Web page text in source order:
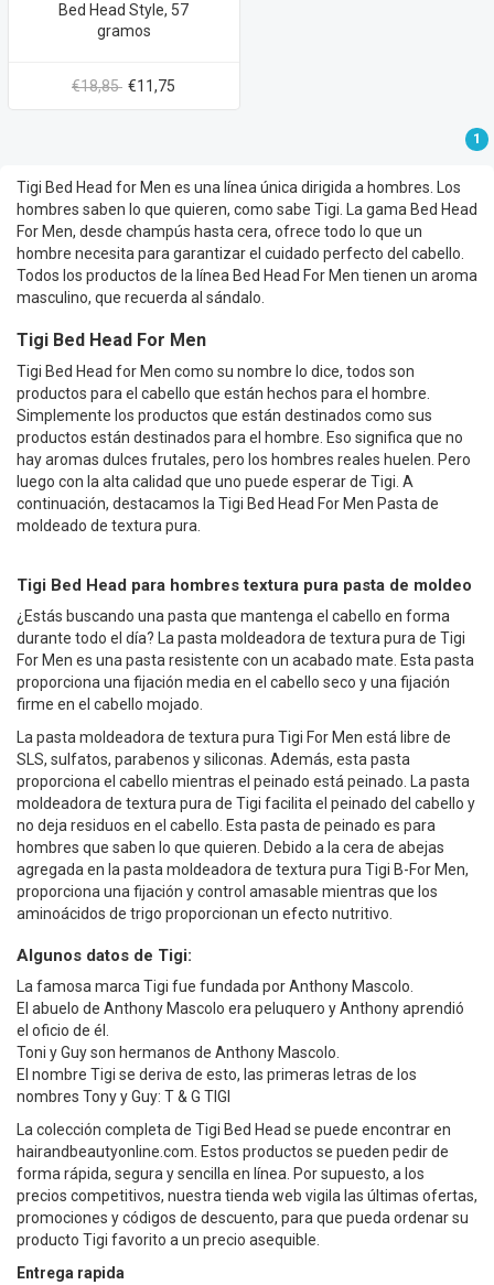
Bed Head Style, 57
gramos
€18,85 €11,75
1
Tigi Bed Head for Men es una línea única dirigida a hombres. Los
hombres saben lo que quieren, como sabe Tigi. La gama Bed Head
For Men, desde champús hasta cera, ofrece todo lo que un
hombre necesita para garantizar el cuidado perfecto del cabello.
Todos los productos de la línea Bed Head For Men tienen un aroma
masculino, que recuerda al sándalo.
Tigi Bed Head For Men
Tigi Bed Head for Men como su nombre lo dice, todos son
productos para el cabello que están hechos para el hombre.
Simplemente los productos que están destinados como sus
productos están destinados para el hombre. Eso significa que no
hay aromas dulces frutales, pero los hombres reales huelen. Pero
luego con la alta calidad que uno puede esperar de Tigi. A
continuación, destacamos la Tigi Bed Head For Men Pasta de
moldeado de textura pura.
Tigi Bed Head para hombres textura pura pasta de moldeo
¿Estás buscando una pasta que mantenga el cabello en forma
durante todo el día? La pasta moldeadora de textura pura de Tigi
For Men es una pasta resistente con un acabado mate. Esta pasta
proporciona una fijación media en el cabello seco y una fijación
firme en el cabello mojado.
La pasta moldeadora de textura pura Tigi For Men está libre de
SLS, sulfatos, parabenos y siliconas. Además, esta pasta
proporciona el cabello mientras el peinado está peinado. La pasta
moldeadora de textura pura de Tigi facilita el peinado del cabello y
no deja residuos en el cabello. Esta pasta de peinado es para
hombres que saben lo que quieren. Debido a la cera de abejas
agregada en la pasta moldeadora de textura pura Tigi B-For Men,
proporciona una fijación y control amasable mientras que los
aminoácidos de trigo proporcionan un efecto nutritivo.
Algunos datos de Tigi:
La famosa marca Tigi fue fundada por Anthony Mascolo.
El abuelo de Anthony Mascolo era peluquero y Anthony aprendió
el oficio de él.
Toni y Guy son hermanos de Anthony Mascolo.
El nombre Tigi se deriva de esto, las primeras letras de los
nombres Tony y Guy: T ​​& G TIGI
La colección completa de Tigi Bed Head se puede encontrar en
hairandbeautyonline.com. Estos productos se pueden pedir de
forma rápida, segura y sencilla en línea. Por supuesto, a los
precios competitivos, nuestra tienda web vigila las últimas ofertas,
promociones y códigos de descuento, para que pueda ordenar su
producto Tigi favorito a un precio asequible.
Entrega rapida